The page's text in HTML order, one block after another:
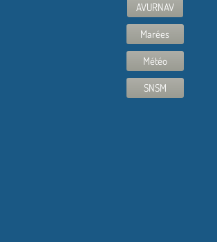
AVURNAV
Marées
Météo
SNSM